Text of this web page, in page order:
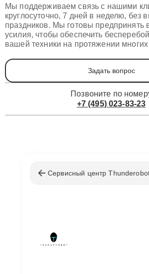
Мы поддерживаем связь с нашими
круглосуточно, 7 дней в неделю, без
праздников. Мы готовы предпринять
усилия, чтобы обеспечить
вашей техники на протяжении многих
Задать вопрос
Позвоните по
+7 (495) 023-83-23
Сервисный центр